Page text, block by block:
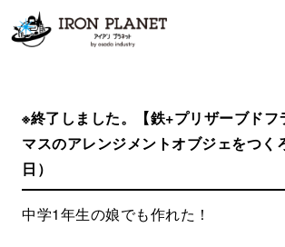
※終了しました。【鉄+プリザーブドフ
マスのアレンジメントオブジェをつく
日）
中学1年生の娘でも作れた！